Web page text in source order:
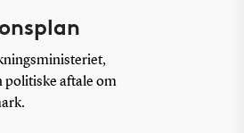
politiske aftale om